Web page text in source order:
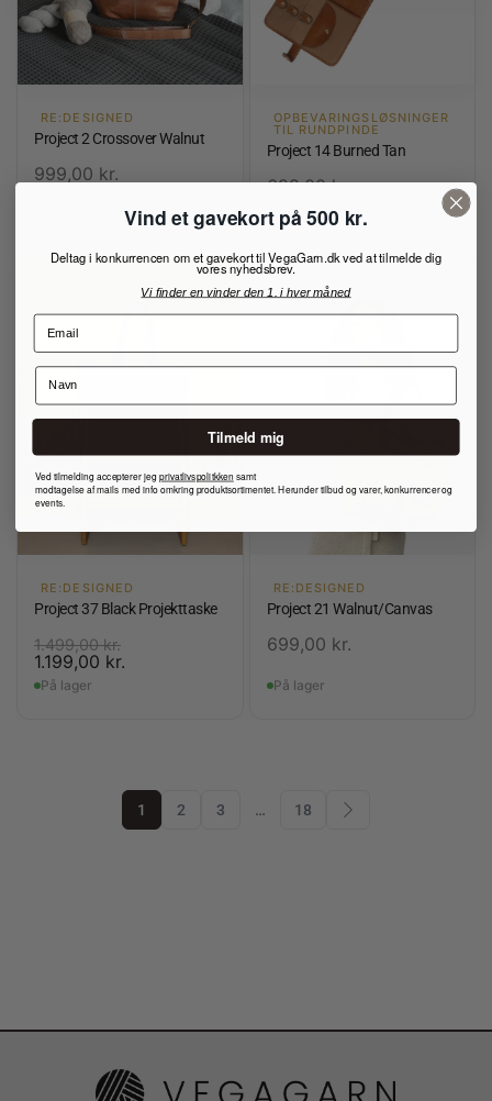
RE:DESIGNED
Project 2 Crossover Walnut
999,00 kr.
OPBEVARINGSLØSNINGER
TIL RUNDPINDE
Project 14 Burned Tan
699,00kr.
På lager
RE:DESIGNED
Project 37 Black Projekttaske
1.499,00kr.
1.199,00 kr.
På lager
RE:DESIGNED
Project 21 Walnut/Canvas
699,00 kr.
På lager
1 2 3 … 18
Vind et gavekort på 500 kr.
Deltag i konkurrencen om et gavekort til VegaGarn.dk ved at tilmelde dig
vores nyhedsbrev.
Vi finder en vinder den 1. i hver måned
Tilmeld mig
Ved tilmelding accepterer jeg privatlivspolitkken samt
modtagelse af mails med info omkring produktsortimentet. Herunder tilbud og varer, konkurrencer og
events.